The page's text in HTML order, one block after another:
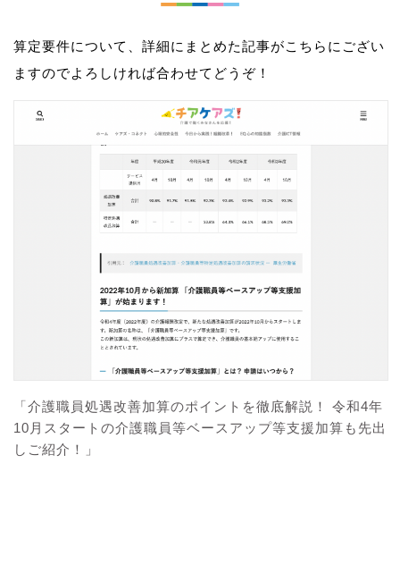
算定要件について、詳細にまとめた記事がこちらにござい
ますのでよろしければ合わせてどうぞ！
「介護職員処遇改善加算のポイントを徹底解説！ 令和4年
10月スタートの介護職員等ベースアップ等支援加算も先出
しご紹介！」